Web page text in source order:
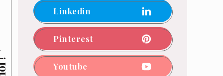
Linkedin
Pinterest
Youtube